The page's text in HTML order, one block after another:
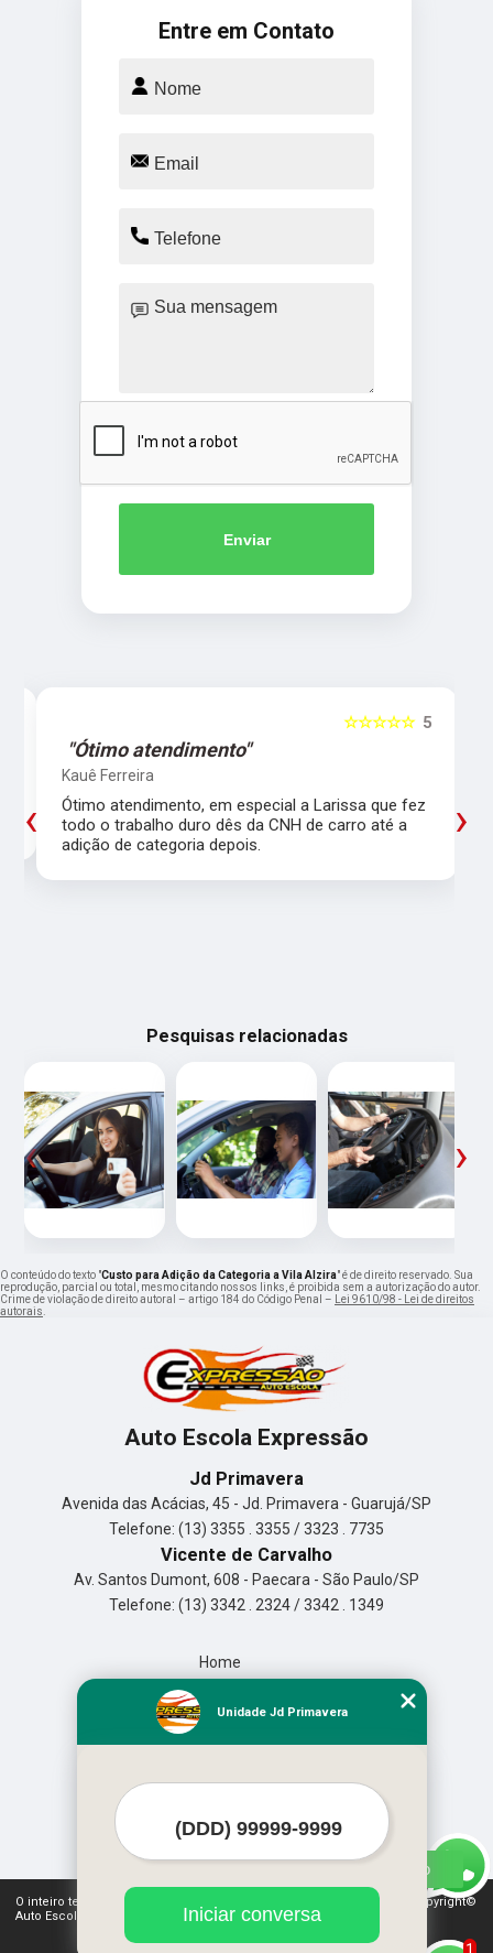
Entre em Contato
Enviar
5
☆☆☆☆☆
"Ótimo atendimento"
Kauê Ferreira
Ótimo atendimento, em especial a Larissa que fez
todo o trabalho duro dês da CNH de carro até a
adição de categoria depois.
‹ ›
Pesquisas relacionadas
‹ ›
O conteúdo do texto "Custo para Adição da Categoria a Vila Alzira" é de direito reservado. Sua
reprodução, parcial ou total, mesmo citando nossos links, é proibida sem a autorização do autor.
Crime de violação de direito autoral – artigo 184 do Código Penal –
Lei 9610/98 - Lei de direitos
autorais
Auto Escola Expressão
Jd Primavera
Avenida das Acácias, 45 - Jd. Primavera - Guarujá/SP
Telefone: (13) 3355 . 3355 / 3323 . 7735
Vicente de Carvalho
Av. Santos Dumont, 608 - Paecara - São Paulo/SP
Telefone: (13) 3342 . 2324 / 3342 . 1349
Home
Missão
Mapa do site
O inteiro teor deste site está sujeito à proteção de direitos autorais. Copyright©
Auto Escola Expressão (Lei 9610 de 19/02/1998)
Unidade Jd Primavera
Iniciar conversa